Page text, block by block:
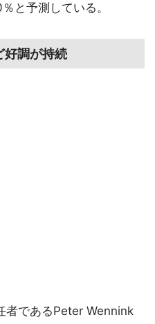
と予測している。
好調が持続
者であるPeter Wennink